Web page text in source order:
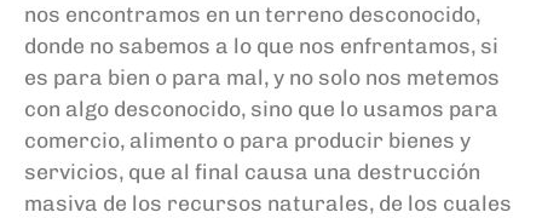
nos encontramos en un terreno desconocido,
donde no sabemos a lo que nos enfrentamos, si
es para bien o para mal, y no solo nos metemos
con algo desconocido, sino que lo usamos para
comercio, alimento o para producir bienes y
servicios, que al final causa una destrucción
masiva de los recursos naturales, de los cuales